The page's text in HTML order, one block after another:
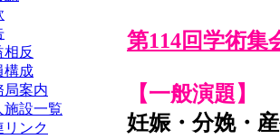
第114回学術集
【一般演題】
妊娠・分娩・